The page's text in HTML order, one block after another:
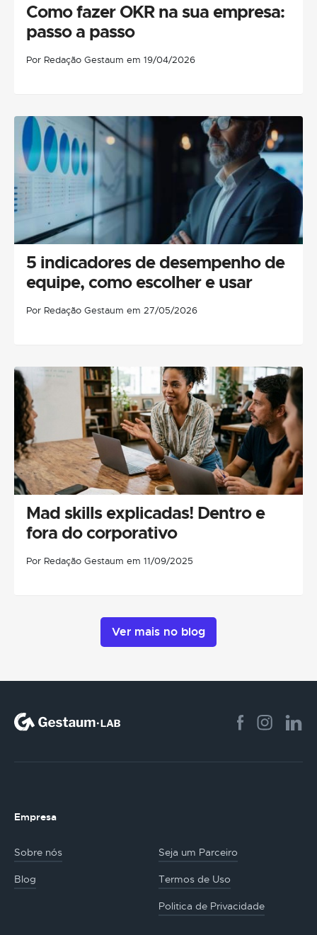
Como fazer OKR na sua empresa:
passo a passo
Por Redação Gestaum em 19/04/2026
5 indicadores de desempenho de
equipe, como escolher e usar
Por Redação Gestaum em 27/05/2026
Mad skills explicadas! Dentro e
fora do corporativo
Por Redação Gestaum em 11/09/2025
Ver mais no blog
Empresa
Sobre nós Seja um Parceiro
Blog Termos de Uso
Politica de Privacidade